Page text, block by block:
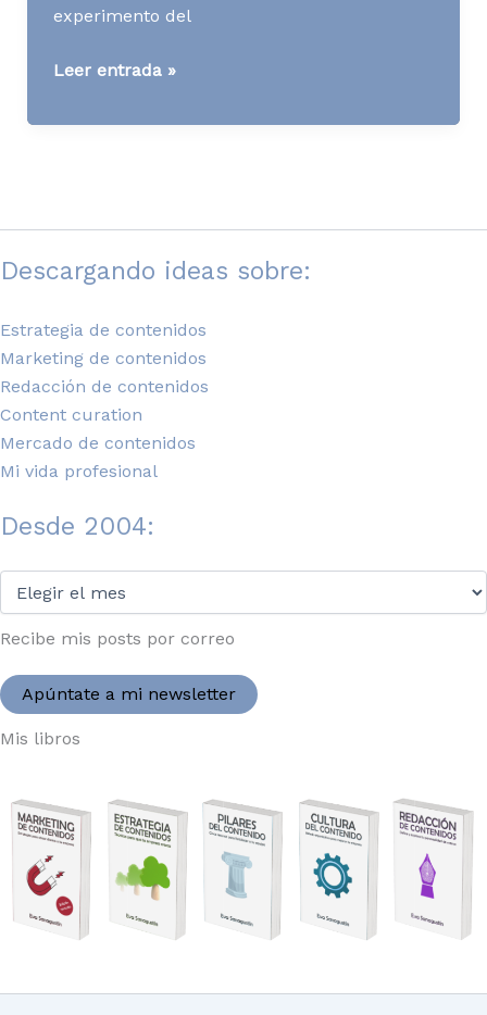
experimento del
[WWW]
hours
Leer entrada »
Descargando ideas sobre:
Estrategia de contenidos
Marketing de contenidos
Redacción de contenidos
Content curation
Mercado de contenidos
Mi vida profesional
Desde 2004:
2004:
Recibe mis posts por correo
Apúntate a mi newsletter
Mis libros